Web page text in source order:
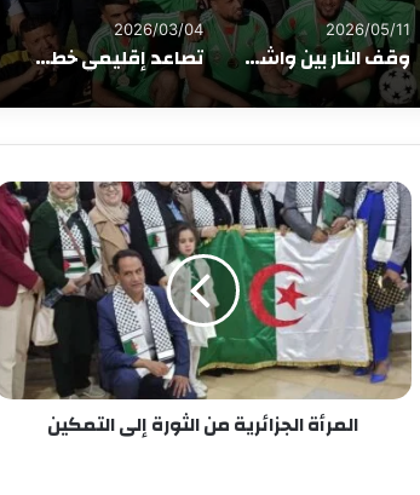
2026/05/11
وقف النار بين واشنطن وطهران على “أجهزة الإنعاش”.. ترامب يرفض المقترح الإيراني والتوتر يهدد هرمز
2026/03/04
تصاعد إقليمي خطير مع اتساع المواجهة الأميركية–الإسرائيلية ضد إيران واستهداف أصول أمير.كية
المرأة الجزائرية من الثورة إلى التمكين